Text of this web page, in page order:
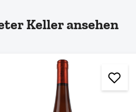
Keller ansehen